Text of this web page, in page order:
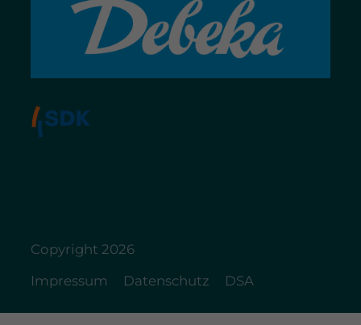
Copyright 2026
Impressum
Datenschutz DSA